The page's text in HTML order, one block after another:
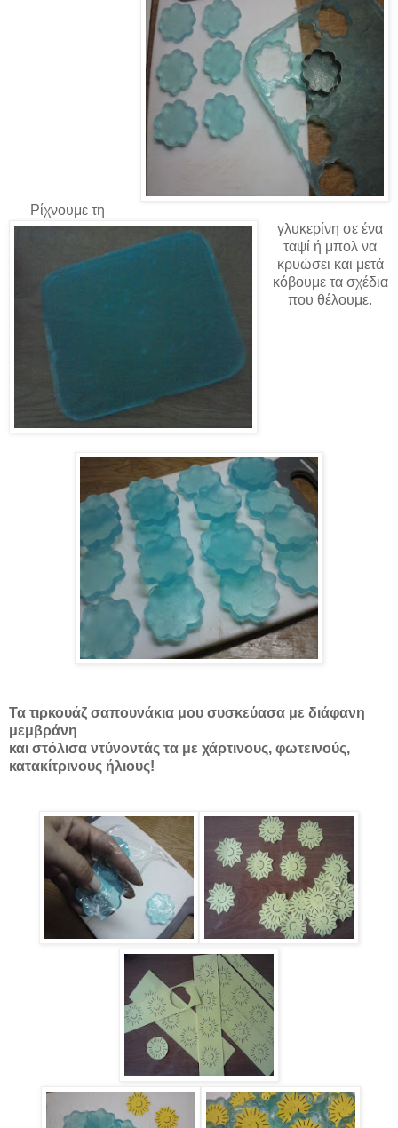
Ρίχνουμε τη
γλυκερίνη σε ένα
ταψί ή μπολ να
κρυώσει και μετά
κόβουμε τα σχέδια
που θέλουμε.
Τα τιρκουάζ σαπουνάκια μου συσκεύασα με διάφανη
μεμβράνη
και στόλισα ντύνοντάς τα με χάρτινους, φωτεινούς,
κατακίτρινους ήλιους!